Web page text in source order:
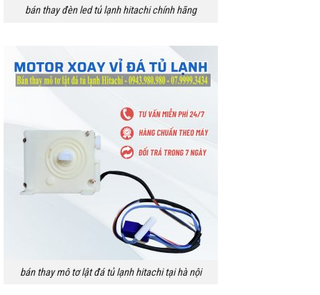
bán thay đèn led tủ lạnh hitachi chính hãng
bán thay mô tơ lật đá tủ lạnh hitachi tại hà nội